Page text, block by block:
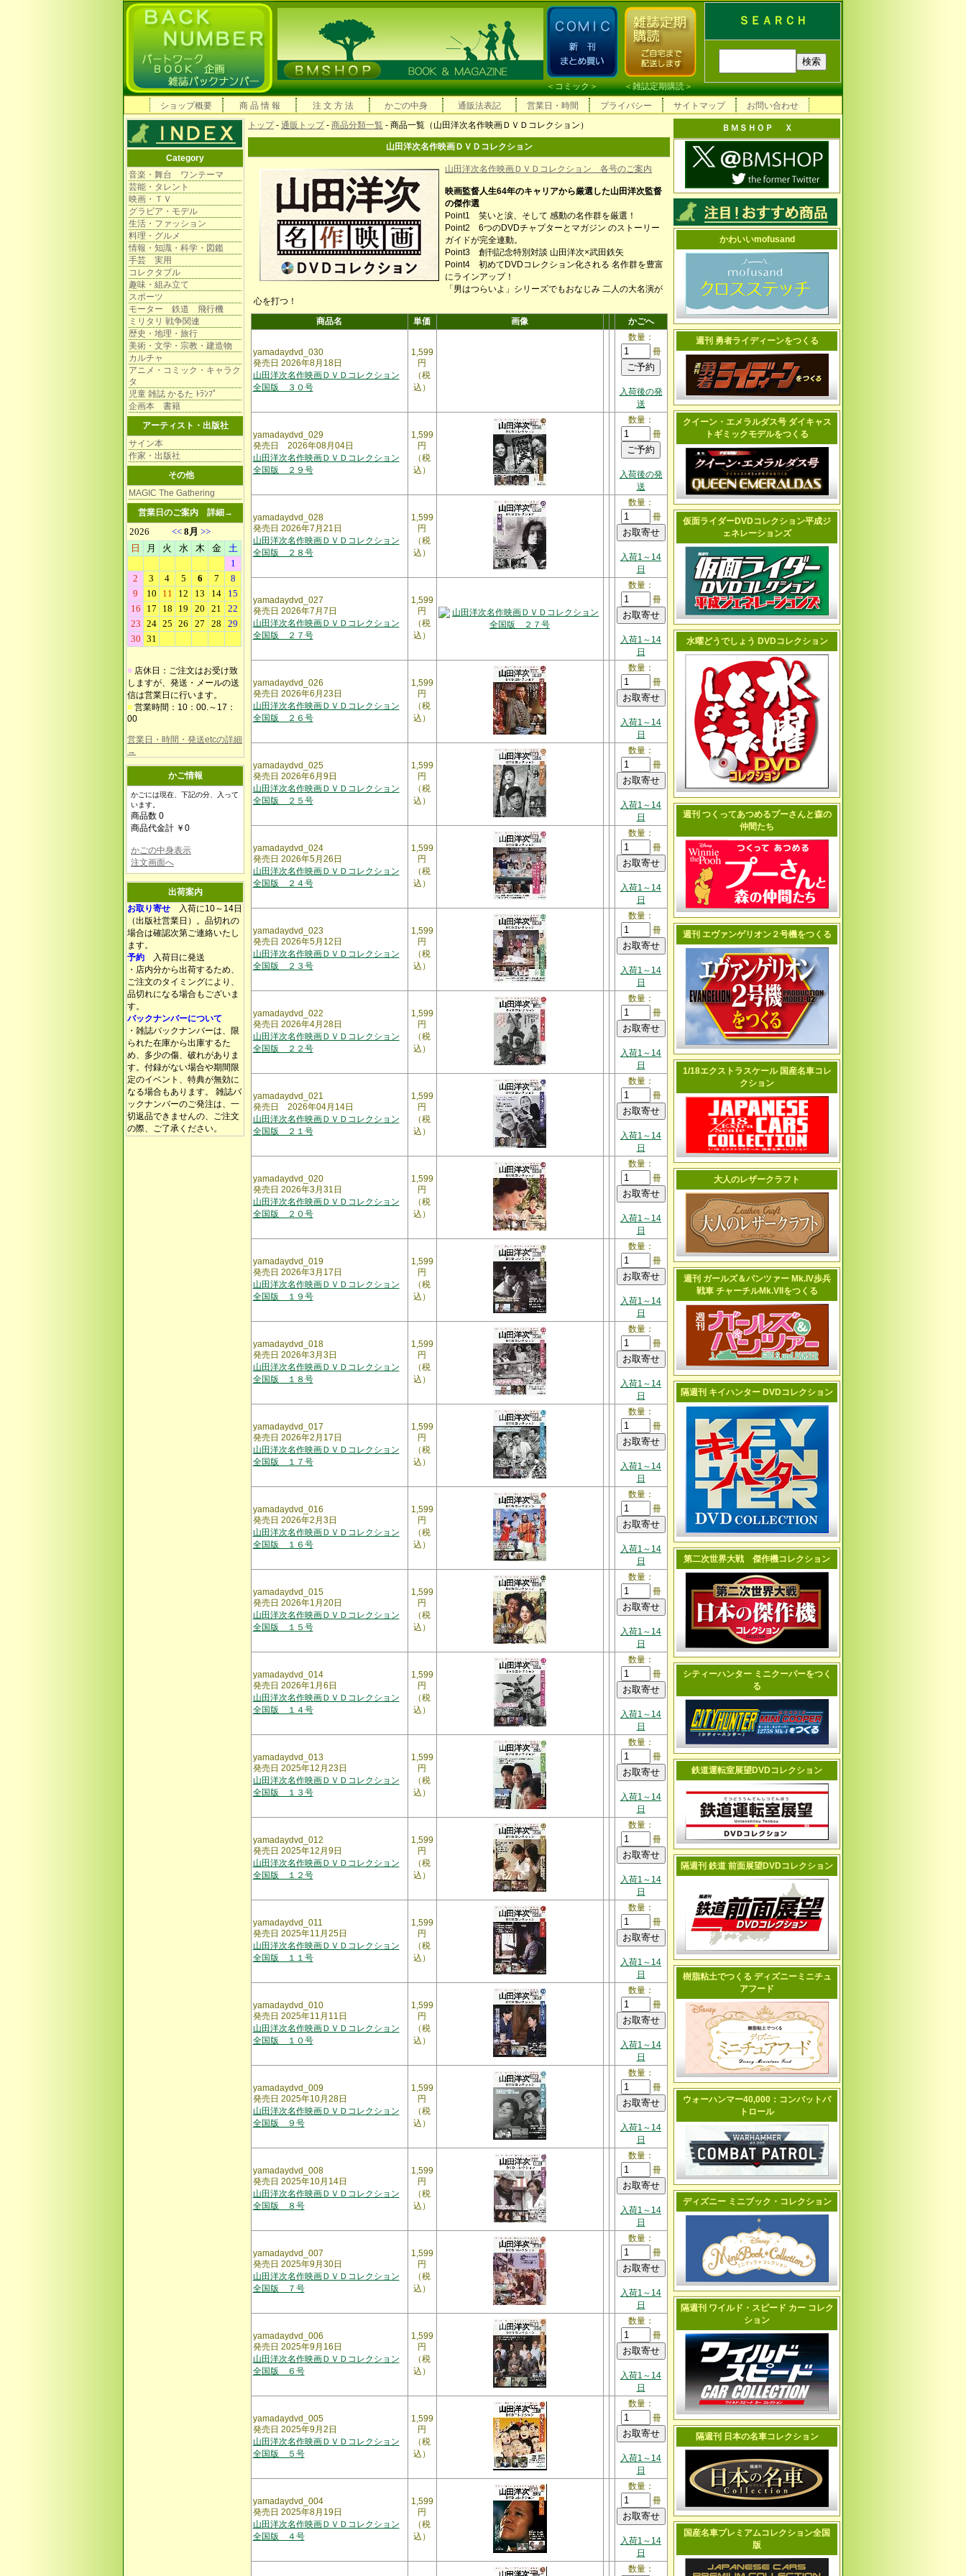
ＳＥＡＲＣＨ
＜コミック＞ ＜雑誌定期購読＞
ショップ概要
商 品 情 報 注 文 方 法 かごの中身 通販法表記 営業日・時間 プライバシー サイトマップ お問い合わせ
Category
音楽・舞台 ワンテーマ
芸能・タレント
映画・ＴＶ
グラビア・モデル
生活・ファッション
料理・グルメ
情報・知識・科学・図鑑
手芸 実用
コレクタブル
趣味・組み立て
スポーツ
モーター 鉄道 飛行機
ミリタリ 戦争関連
歴史・地理・旅行
美術・文学・宗教・建造物
カルチャ
アニメ・コミック・キャラク
タ
児童 雑誌 かるた ﾄﾗﾝﾌﾟ
企画本 書籍
アーティスト・出版社
サイン本
作家・出版社
その他
MAGIC The Gathering
営業日のご案内 詳細→
■ 店休日：ご注文はお受け致
しますが、発送・メールの送
信は営業日に行います。
■ 営業時間：10：00.～17：
00
営業日・時間・発送etcの詳細
→
かご情報
かごには現在、下記の分、入って
います。
商品数 0
商品代金計 ￥0
かごの中身表示
注文画面へ
出荷案内
お取り寄せ 入荷に10～14日
（出版社営業日）。品切れの
場合は確認次第ご連絡いたし
ます。
予約 入荷日に発送
・店内分から出荷するため、
ご注文のタイミングにより、
品切れになる場合もございま
す。
バックナンバーについて
・雑誌バックナンバーは、限
られた在庫から出庫するた
め、多少の傷、破れがありま
す。付録がない場合や期間限
定のイベント、特典が無効に
なる場合もあります。 雑誌バ
ックナンバーのご発注は、一
切返品できませんの、ご注文
の際、ご了承ください。
トップ- 通販トップ- 商品分類一覧 - 商品一覧（山田洋次名作映画ＤＶＤコレクション）
山田洋次名作映画ＤＶＤコレクション
山田洋次名作映画ＤＶＤコレクション 各号のご案内
映画監督人生64年のキャリアから厳選した山田洋次監督
の傑作選
Point1 笑いと涙、そして 感動の名作群を厳選！
Point2 6つのDVDチャプターとマガジン のストーリー
ガイドが完全連動。
Point3 創刊記念特別対談 山田洋次×武田鉄矢
Point4 初めてDVDコレクション化される 名作群を豊富
にラインアップ！
「男はつらいよ」シリーズでもおなじみ 二人の大名演が
心を打つ！
商品名
単価 画像 かごへ
yamadaydvd_030
発売日 2026年8月18日
山田洋次名作映画ＤＶＤコレクション
全国版 ３０号
1,599
円
（税
込）
数量：
冊
入荷後の発
送
yamadaydvd_029
発売日 2026年08月04日
山田洋次名作映画ＤＶＤコレクション
全国版 ２９号
1,599
円
（税
込）
数量：
冊
入荷後の発
送
yamadaydvd_028
発売日 2026年7月21日
山田洋次名作映画ＤＶＤコレクション
全国版 ２８号
1,599
円
（税
込）
数量：
冊
入荷1～14
日
yamadaydvd_027
発売日 2026年7月7日
山田洋次名作映画ＤＶＤコレクション
全国版 ２７号
1,599
円
（税
込）
数量：
冊
入荷1～14
日
yamadaydvd_026
発売日 2026年6月23日
山田洋次名作映画ＤＶＤコレクション
全国版 ２６号
1,599
円
（税
込）
数量：
冊
入荷1～14
日
yamadaydvd_025
発売日 2026年6月9日
山田洋次名作映画ＤＶＤコレクション
全国版 ２５号
1,599
円
（税
込）
数量：
冊
入荷1～14
日
yamadaydvd_024
発売日 2026年5月26日
山田洋次名作映画ＤＶＤコレクション
全国版 ２４号
1,599
円
（税
込）
数量：
冊
入荷1～14
日
yamadaydvd_023
発売日 2026年5月12日
山田洋次名作映画ＤＶＤコレクション
全国版 ２３号
1,599
円
（税
込）
数量：
冊
入荷1～14
日
yamadaydvd_022
発売日 2026年4月28日
山田洋次名作映画ＤＶＤコレクション
全国版 ２２号
1,599
円
（税
込）
数量：
冊
入荷1～14
日
yamadaydvd_021
発売日 2026年04月14日
山田洋次名作映画ＤＶＤコレクション
全国版 ２１号
1,599
円
（税
込）
数量：
冊
入荷1～14
日
yamadaydvd_020
発売日 2026年3月31日
山田洋次名作映画ＤＶＤコレクション
全国版 ２０号
1,599
円
（税
込）
数量：
冊
入荷1～14
日
yamadaydvd_019
発売日 2026年3月17日
山田洋次名作映画ＤＶＤコレクション
全国版 １９号
1,599
円
（税
込）
数量：
冊
入荷1～14
日
yamadaydvd_018
発売日 2026年3月3日
山田洋次名作映画ＤＶＤコレクション
全国版 １８号
1,599
円
（税
込）
数量：
冊
入荷1～14
日
yamadaydvd_017
発売日 2026年2月17日
山田洋次名作映画ＤＶＤコレクション
全国版 １７号
1,599
円
（税
込）
数量：
冊
入荷1～14
日
yamadaydvd_016
発売日 2026年2月3日
山田洋次名作映画ＤＶＤコレクション
全国版 １６号
1,599
円
（税
込）
数量：
冊
入荷1～14
日
yamadaydvd_015
発売日 2026年1月20日
山田洋次名作映画ＤＶＤコレクション
全国版 １５号
1,599
円
（税
込）
数量：
冊
入荷1～14
日
yamadaydvd_014
発売日 2026年1月6日
山田洋次名作映画ＤＶＤコレクション
全国版 １４号
1,599
円
（税
込）
数量：
冊
入荷1～14
日
yamadaydvd_013
発売日 2025年12月23日
山田洋次名作映画ＤＶＤコレクション
全国版 １３号
1,599
円
（税
込）
数量：
冊
入荷1～14
日
yamadaydvd_012
発売日 2025年12月9日
山田洋次名作映画ＤＶＤコレクション
全国版 １２号
1,599
円
（税
込）
数量：
冊
入荷1～14
日
yamadaydvd_011
発売日 2025年11月25日
山田洋次名作映画ＤＶＤコレクション
全国版 １１号
1,599
円
（税
込）
数量：
冊
入荷1～14
日
yamadaydvd_010
発売日 2025年11月11日
山田洋次名作映画ＤＶＤコレクション
全国版 １０号
1,599
円
（税
込）
数量：
冊
入荷1～14
日
yamadaydvd_009
発売日 2025年10月28日
山田洋次名作映画ＤＶＤコレクション
全国版 ９号
1,599
円
（税
込）
数量：
冊
入荷1～14
日
yamadaydvd_008
発売日 2025年10月14日
山田洋次名作映画ＤＶＤコレクション
全国版 ８号
1,599
円
（税
込）
数量：
冊
入荷1～14
日
yamadaydvd_007
発売日 2025年9月30日
山田洋次名作映画ＤＶＤコレクション
全国版 ７号
1,599
円
（税
込）
数量：
冊
入荷1～14
日
yamadaydvd_006
発売日 2025年9月16日
山田洋次名作映画ＤＶＤコレクション
全国版 ６号
1,599
円
（税
込）
数量：
冊
入荷1～14
日
yamadaydvd_005
発売日 2025年9月2日
山田洋次名作映画ＤＶＤコレクション
全国版 ５号
1,599
円
（税
込）
数量：
冊
入荷1～14
日
yamadaydvd_004
発売日 2025年8月19日
山田洋次名作映画ＤＶＤコレクション
全国版 ４号
1,599
円
（税
込）
数量：
冊
入荷1～14
日
数量：
ＢＭＳＨＯＰ Ｘ
かわいいmofusand
週刊 勇者ライディーンをつくる
クイーン・エメラルダス号 ダイキャス
トギミックモデルをつくる
仮面ライダーDVDコレクション平成ジ
ェネレーションズ
水曜どうでしょう DVDコレクション
週刊 つくってあつめるプーさんと森の
仲間たち
週刊 エヴァンゲリオン２号機をつくる
1/18エクストラスケール 国産名車コレ
クション
大人のレザークラフト
週刊 ガールズ＆パンツァー Mk.IV歩兵
戦車 チャーチルMk.VIIをつくる
隔週刊 キイハンター DVDコレクション
第二次世界大戦 傑作機コレクション
シティーハンター ミニクーパーをつく
る
鉄道運転室展望DVDコレクション
隔週刊 鉄道 前面展望DVDコレクション
樹脂粘土でつくる ディズニーミニチュ
アフード
ウォーハンマー40,000：コンバットパ
トロール
ディズニー ミニブック・コレクション
隔週刊 ワイルド・スピード カー コレク
ション
隔週刊 日本の名車コレクション
国産名車プレミアムコレクション全国
版